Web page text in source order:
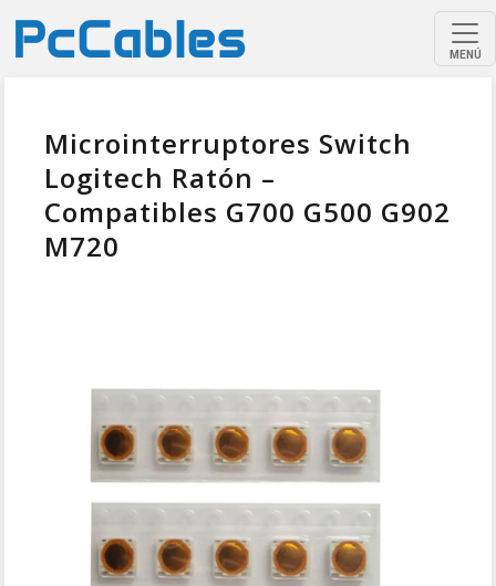
MENÚ
Microinterruptores Switch
Logitech Ratón –
Compatibles G700 G500 G902
M720